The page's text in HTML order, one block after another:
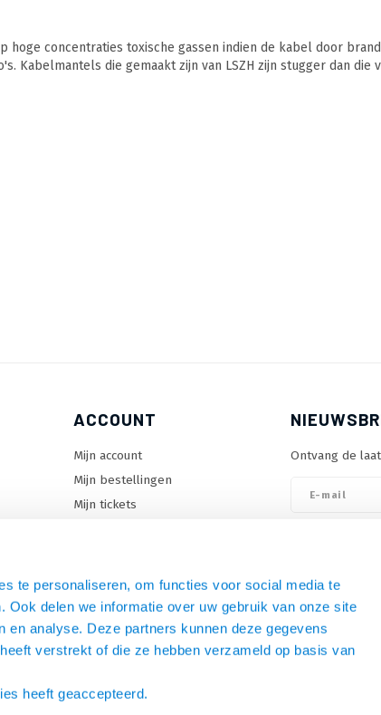
te personaliseren, om functies voor social media te
Ook delen we informatie over uw gebruik van onze site
analyse. Deze partners kunnen deze gegevens
verstrekt of die ze hebben verzameld op basis van
heeft geaccepteerd.
hoge concentraties toxische gassen indien de kabel door
die gemaakt zijn van LSZH zijn stugger dan die
ACCOUNT
Mijn account
Mijn bestellingen
Mijn tickets
Ontvang de